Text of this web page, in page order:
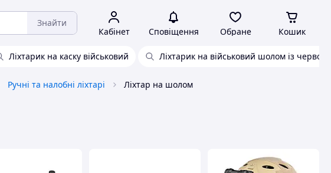
Знайти
Кабінет Сповіщення Обране Кошик
Ліхтарик на каску військовий Ліхтарик на військовий шолом із
Ручні та налобні ліхтарі Ліхтар на шолом